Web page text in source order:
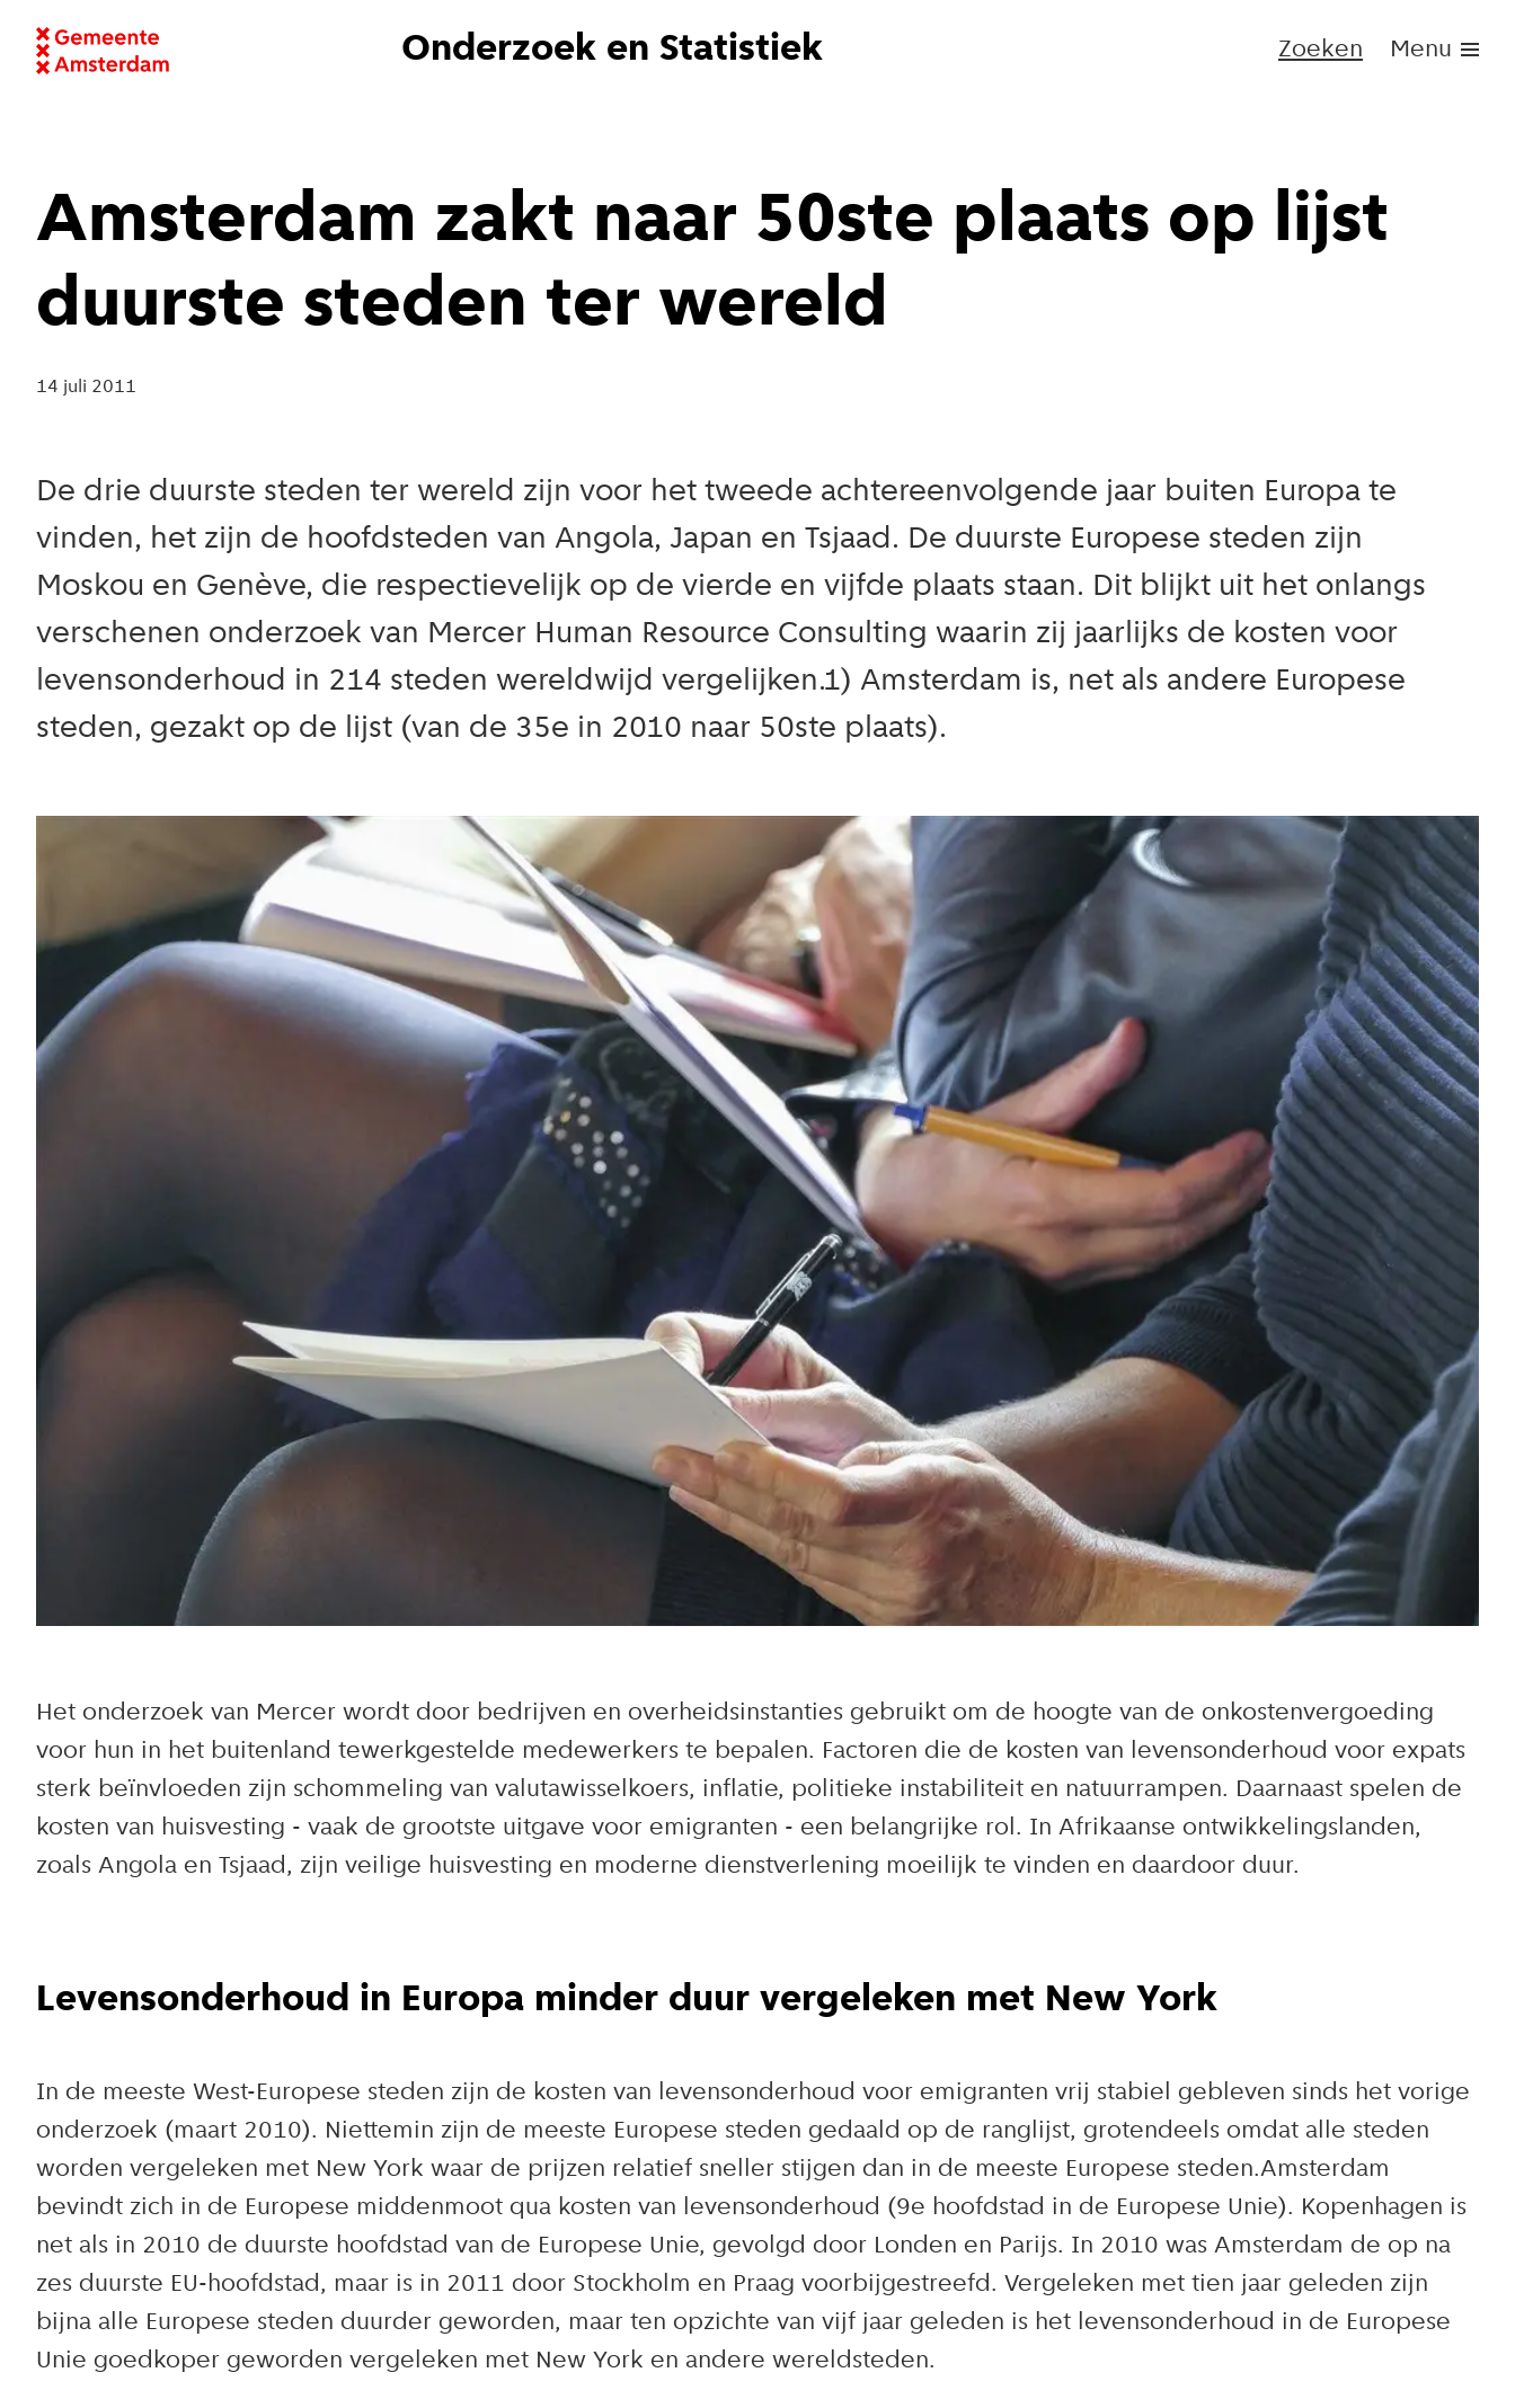
Onderzoek en Statistiek Zoeken Menu
Amsterdam zakt naar 50ste plaats op lijst
duurste steden ter wereld
14 juli 2011
De drie duurste steden ter wereld zijn voor het tweede achtereenvolgende jaar buiten Europa te
vinden, het zijn de hoofdsteden van Angola, Japan en Tsjaad. De duurste Europese steden zijn
Moskou en Genève, die respectievelijk op de vierde en vijfde plaats staan. Dit blijkt uit het onlangs
verschenen onderzoek van Mercer Human Resource Consulting waarin zij jaarlijks de kosten voor
levensonderhoud in 214 steden wereldwijd vergelijken.1) Amsterdam is, net als andere Europese
steden, gezakt op de lijst (van de 35e in 2010 naar 50ste plaats).
Het onderzoek van Mercer wordt door bedrijven en overheidsinstanties gebruikt om de hoogte van de onkostenvergoeding
voor hun in het buitenland tewerkgestelde medewerkers te bepalen. Factoren die de kosten van levensonderhoud voor expats
sterk beïnvloeden zijn schommeling van valutawisselkoers, inflatie, politieke instabiliteit en natuurrampen. Daarnaast spelen de
kosten van huisvesting - vaak de grootste uitgave voor emigranten - een belangrijke rol. In Afrikaanse ontwikkelingslanden,
zoals Angola en Tsjaad, zijn veilige huisvesting en moderne dienstverlening moeilijk te vinden en daardoor duur.
Levensonderhoud in Europa minder duur vergeleken met New York
In de meeste West-Europese steden zijn de kosten van levensonderhoud voor emigranten vrij stabiel gebleven sinds het vorige
onderzoek (maart 2010). Niettemin zijn de meeste Europese steden gedaald op de ranglijst, grotendeels omdat alle steden
worden vergeleken met New York waar de prijzen relatief sneller stijgen dan in de meeste Europese steden.Amsterdam
bevindt zich in de Europese middenmoot qua kosten van levensonderhoud (9e hoofdstad in de Europese Unie). Kopenhagen is
net als in 2010 de duurste hoofdstad van de Europese Unie, gevolgd door Londen en Parijs. In 2010 was Amsterdam de op na
zes duurste EU-hoofdstad, maar is in 2011 door Stockholm en Praag voorbijgestreefd. Vergeleken met tien jaar geleden zijn
bijna alle Europese steden duurder geworden, maar ten opzichte van vijf jaar geleden is het levensonderhoud in de Europese
Unie goedkoper geworden vergeleken met New York en andere wereldsteden.